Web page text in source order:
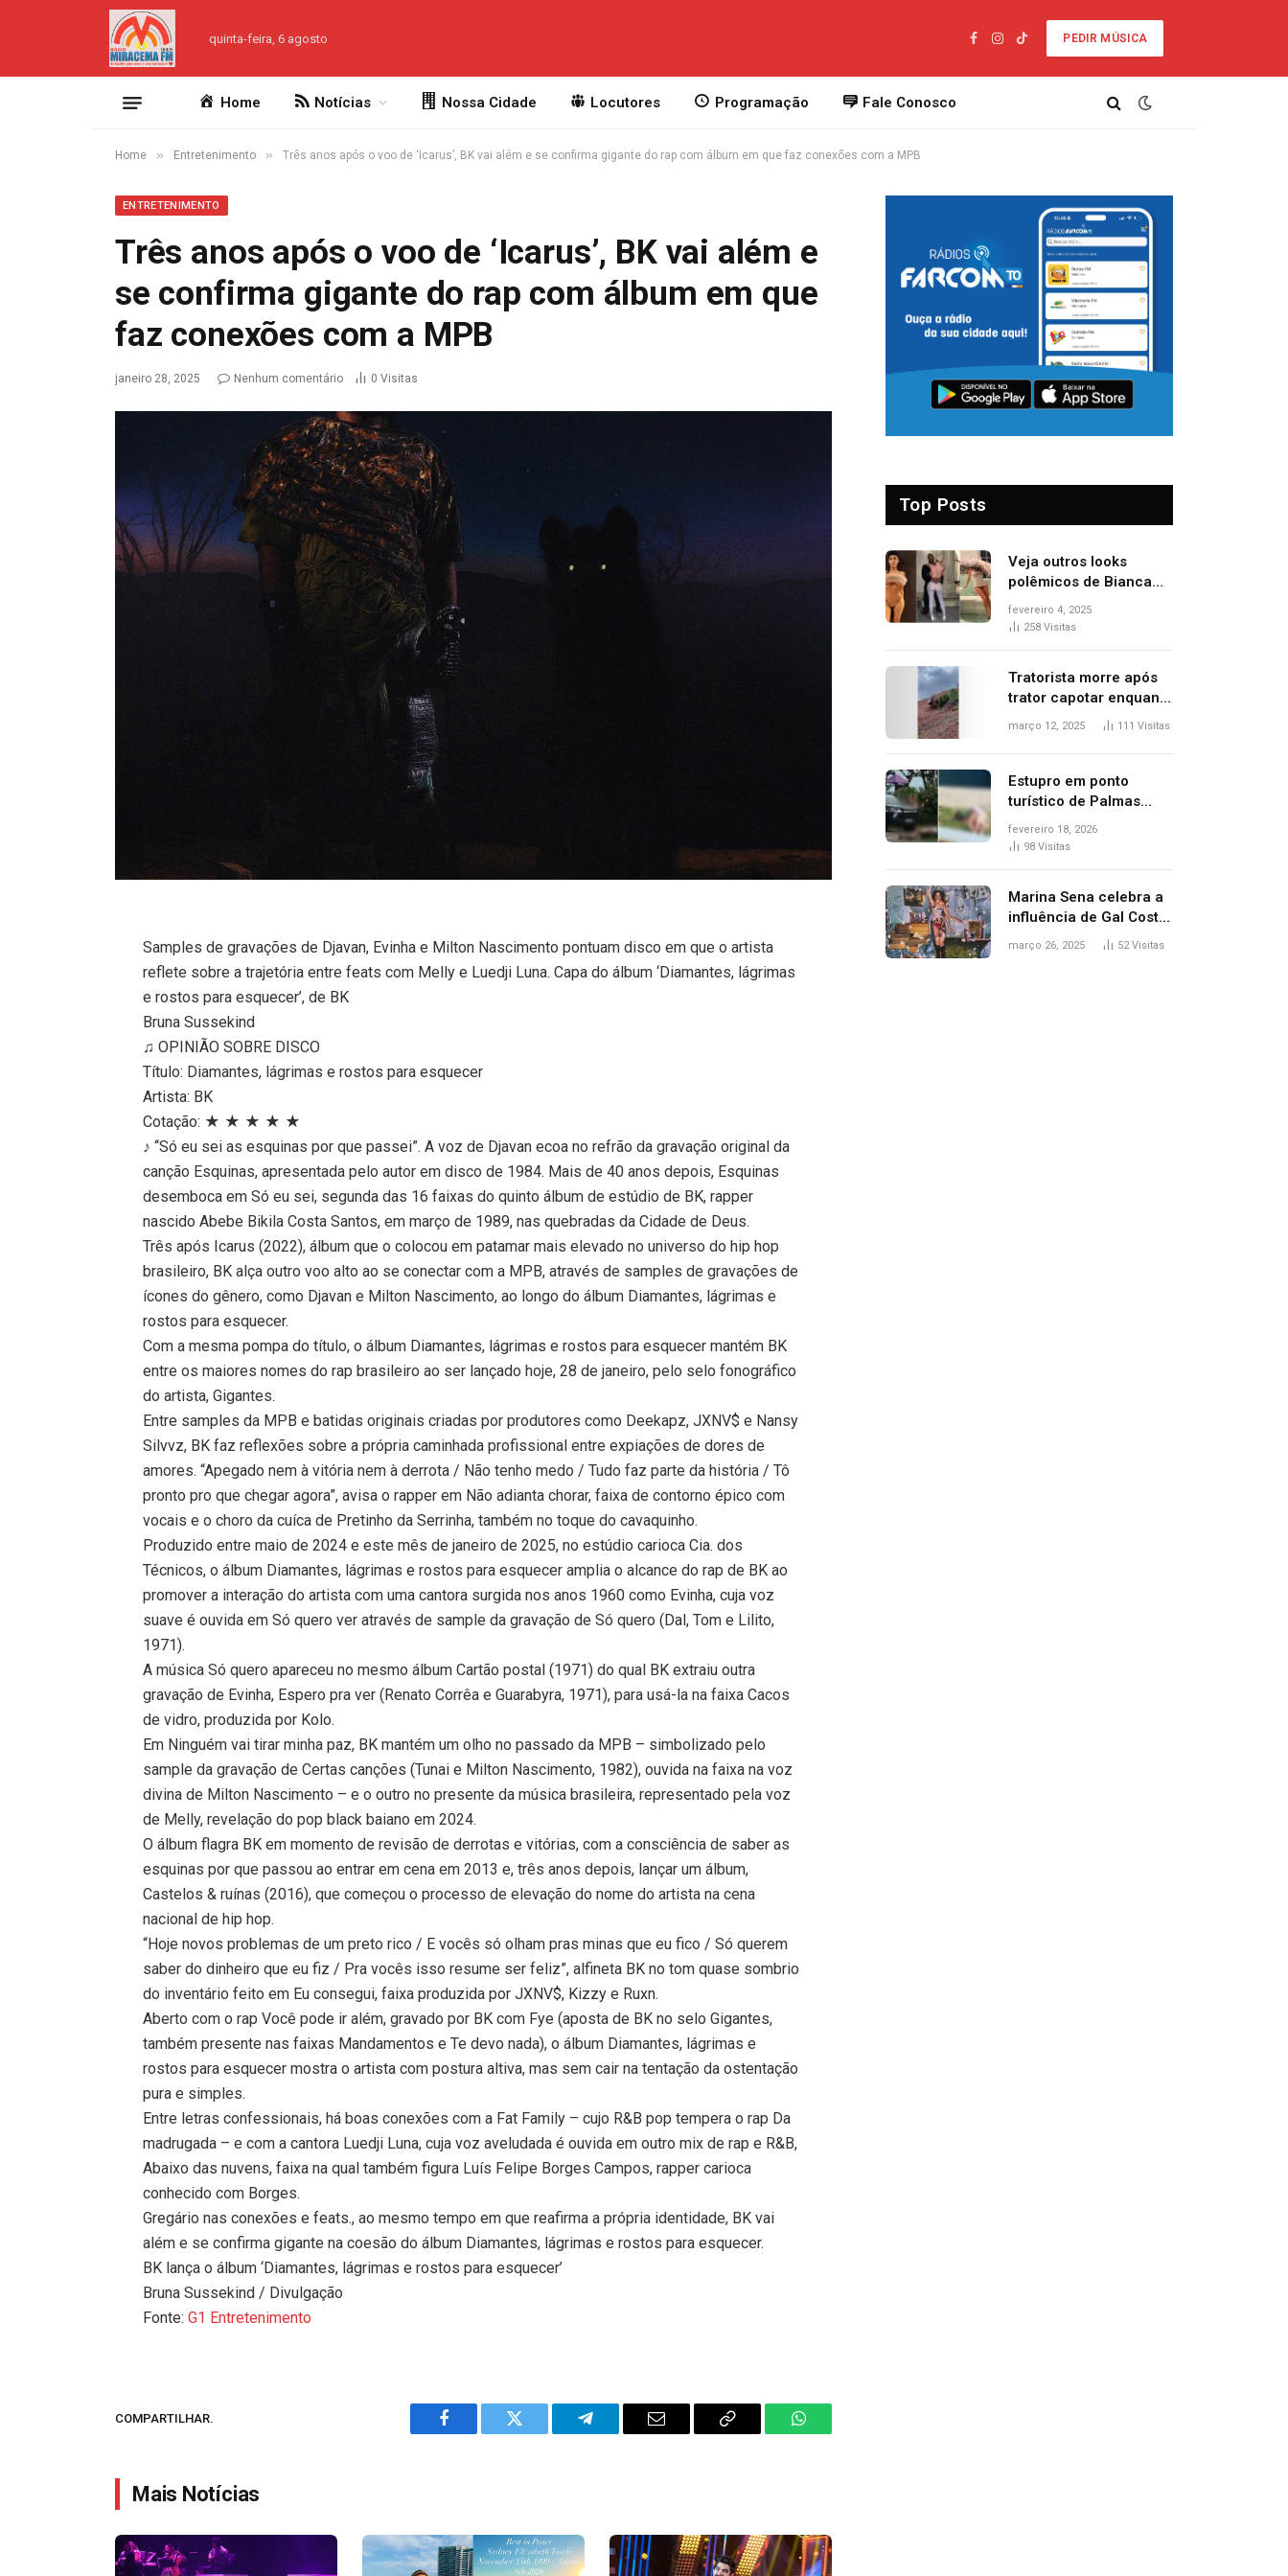
quinta-feira, 6 agosto
Facebook
Instagram
TikTok
PEDIR MÚSICA
Home Notícias Nossa Cidade Locutores Programação Fale Conosco
Home » Entretenimento » Três anos após o voo de ‘Icarus’, BK vai além e se confirma gigante do rap com álbum em que faz conexões com a MPB
ENTRETENIMENTO
Três anos após o voo de ‘Icarus’, BK vai além e
se confirma gigante do rap com álbum em que
faz conexões com a MPB
janeiro 28, 2025 Nenhum comentário 0 Visitas
Samples de gravações de Djavan, Evinha e Milton Nascimento pontuam disco em que o artista
reflete sobre a trajetória entre feats com Melly e Luedji Luna. Capa do álbum ‘Diamantes, lágrimas
e rostos para esquecer’, de BK
Bruna Sussekind
♫ OPINIÃO SOBRE DISCO
Título: Diamantes, lágrimas e rostos para esquecer
Artista: BK
Cotação: ★ ★ ★ ★ ★
♪ “Só eu sei as esquinas por que passei”. A voz de Djavan ecoa no refrão da gravação original da
canção Esquinas, apresentada pelo autor em disco de 1984. Mais de 40 anos depois, Esquinas
desemboca em Só eu sei, segunda das 16 faixas do quinto álbum de estúdio de BK, rapper
nascido Abebe Bikila Costa Santos, em março de 1989, nas quebradas da Cidade de Deus.
Três após Icarus (2022), álbum que o colocou em patamar mais elevado no universo do hip hop
brasileiro, BK alça outro voo alto ao se conectar com a MPB, através de samples de gravações de
ícones do gênero, como Djavan e Milton Nascimento, ao longo do álbum Diamantes, lágrimas e
rostos para esquecer.
Com a mesma pompa do título, o álbum Diamantes, lágrimas e rostos para esquecer mantém BK
entre os maiores nomes do rap brasileiro ao ser lançado hoje, 28 de janeiro, pelo selo fonográfico
do artista, Gigantes.
Entre samples da MPB e batidas originais criadas por produtores como Deekapz, JXNV$ e Nansy
Silvvz, BK faz reflexões sobre a própria caminhada profissional entre expiações de dores de
amores. “Apegado nem à vitória nem à derrota / Não tenho medo / Tudo faz parte da história / Tô
pronto pro que chegar agora”, avisa o rapper em Não adianta chorar, faixa de contorno épico com
vocais e o choro da cuíca de Pretinho da Serrinha, também no toque do cavaquinho.
Produzido entre maio de 2024 e este mês de janeiro de 2025, no estúdio carioca Cia. dos
Técnicos, o álbum Diamantes, lágrimas e rostos para esquecer amplia o alcance do rap de BK ao
promover a interação do artista com uma cantora surgida nos anos 1960 como Evinha, cuja voz
suave é ouvida em Só quero ver através de sample da gravação de Só quero (Dal, Tom e Lilito,
1971).
A música Só quero apareceu no mesmo álbum Cartão postal (1971) do qual BK extraiu outra
gravação de Evinha, Espero pra ver (Renato Corrêa e Guarabyra, 1971), para usá-la na faixa Cacos
de vidro, produzida por Kolo.
Em Ninguém vai tirar minha paz, BK mantém um olho no passado da MPB – simbolizado pelo
sample da gravação de Certas canções (Tunai e Milton Nascimento, 1982), ouvida na faixa na voz
divina de Milton Nascimento – e o outro no presente da música brasileira, representado pela voz
de Melly, revelação do pop black baiano em 2024.
O álbum flagra BK em momento de revisão de derrotas e vitórias, com a consciência de saber as
esquinas por que passou ao entrar em cena em 2013 e, três anos depois, lançar um álbum,
Castelos & ruínas (2016), que começou o processo de elevação do nome do artista na cena
nacional de hip hop.
“Hoje novos problemas de um preto rico / E vocês só olham pras minas que eu fico / Só querem
saber do dinheiro que eu fiz / Pra vocês isso resume ser feliz”, alfineta BK no tom quase sombrio
do inventário feito em Eu consegui, faixa produzida por JXNV$, Kizzy e Ruxn.
Aberto com o rap Você pode ir além, gravado por BK com Fye (aposta de BK no selo Gigantes,
também presente nas faixas Mandamentos e Te devo nada), o álbum Diamantes, lágrimas e
rostos para esquecer mostra o artista com postura altiva, mas sem cair na tentação da ostentação
pura e simples.
Entre letras confessionais, há boas conexões com a Fat Family – cujo R&B pop tempera o rap Da
madrugada – e com a cantora Luedji Luna, cuja voz aveludada é ouvida em outro mix de rap e R&B,
Abaixo das nuvens, faixa na qual também figura Luís Felipe Borges Campos, rapper carioca
conhecido com Borges.
Gregário nas conexões e feats., ao mesmo tempo em que reafirma a própria identidade, BK vai
além e se confirma gigante na coesão do álbum Diamantes, lágrimas e rostos para esquecer.
BK lança o álbum ‘Diamantes, lágrimas e rostos para esquecer’
Bruna Sussekind / Divulgação
Fonte:G1 Entretenimento
COMPARTILHAR.
Facebook Twitter Telegram Email
Copy
WhatsApp
Mais Notícias
Top Posts
Veja outros looks
polêmicos de Bianca
Censori, esposa de
Kanye West que
fevereiro 4, 2025
258 Visitas
Tratorista morre após
trator capotar enquanto
removia vegetação em
março 12, 2025 111 Visitas
Estupro em ponto
turístico de Palmas
ocorreu em frente à
viatura e base de
fevereiro 18, 2026
98 Visitas
Marina Sena celebra a
influência de Gal Costa
na arte do álbum
março 26, 2025 52Visitas